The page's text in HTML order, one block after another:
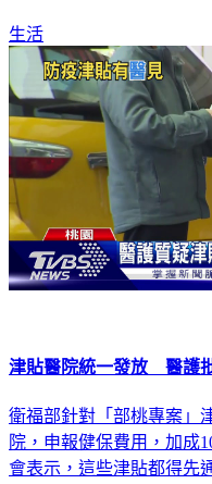
生活
津貼醫院統一發放 醫護
衛福部針對「部桃專案」
院，申報健保費用，加成
會表示，這些津貼都得先